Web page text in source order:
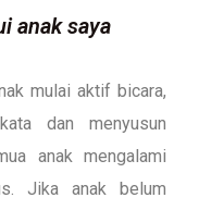
anak saya
mulai aktif bicara,
dan menyusun
anak mengalami
Jika anak belum